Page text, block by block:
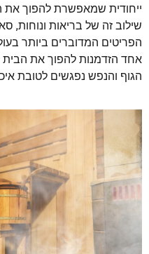
ייחודית שמאפשרת להפוך את
שילוב זה של בריאות ונוחות,
הפריטים המדוברים ביותר
אחד הזדמנות להפוך את
הגוף והנפש נפגשים לטובת